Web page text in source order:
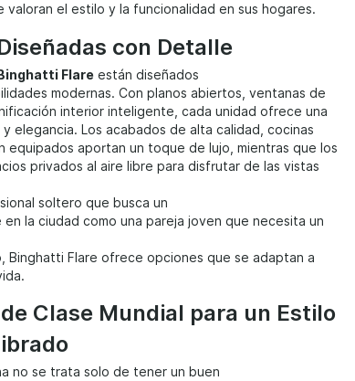
valoran el estilo y la funcionalidad en sus hogares.
con Detalle
Flare están diseñados
modernas. Con planos abiertos, ventanas de
interior inteligente, cada unidad ofrece una
elegancia. Los acabados de alta calidad, cocinas
equipados aportan un toque de lujo, mientras que los
privados al aire libre para disfrutar de las vistas
soltero que busca un
la ciudad como una pareja joven que necesita un
Binghatti Flare ofrece opciones que se adaptan a
Clase Mundial para un Estilo
no se trata solo de tener un buen